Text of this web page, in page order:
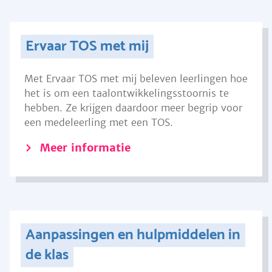
Ervaar TOS met mij
Met Ervaar TOS met mij beleven leerlingen hoe
het is om een taalontwikkelingsstoornis te
hebben. Ze krijgen daardoor meer begrip voor
een medeleerling met een TOS.
Meer informatie
Aanpassingen en hulpmiddelen in
de klas